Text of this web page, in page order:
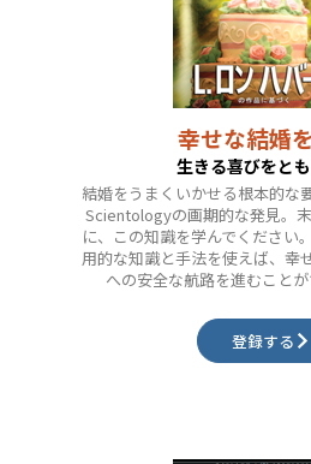
幸せな結婚
生きる喜びをと
結婚をうまくいかせる根本的な
Scientologyの画期的な発見。
に、この知識を学んでください
用的な知識と手法を使えば、幸
への安全な航路を進むことが
登録する